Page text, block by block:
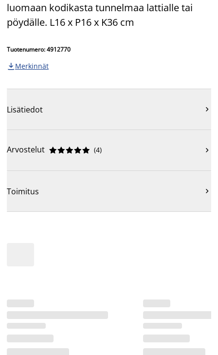
luomaan kodikasta tunnelmaa lattialle tai
pöydälle. L16 x P16 x K36 cm
Tuotenumero: 4912770
 Merkinnät
Lisätiedot 
Arvostelut 




 (4) 
Toimitus 